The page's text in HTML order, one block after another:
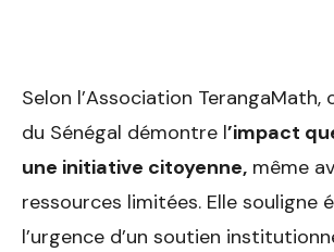
Selon l’Association
du Sénégal démontre l’impact
une initiative citoyenne, même
ressources limitées. Elle souligne
l’urgence d’un soutien